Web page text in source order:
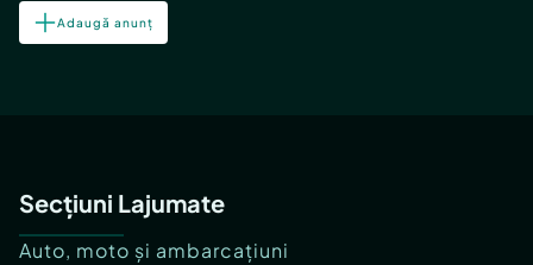
Adaugă anunț
Secțiuni Lajumate
Auto, moto și ambarcațiuni